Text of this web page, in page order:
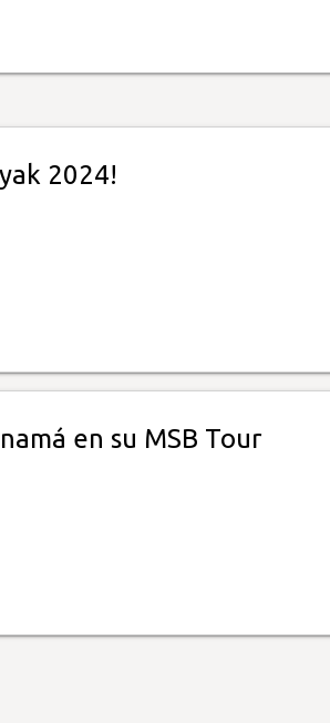
2024!
en su MSB Tour